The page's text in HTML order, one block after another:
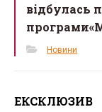
відбулась
Новини
ЕКСКЛЮЗИВ